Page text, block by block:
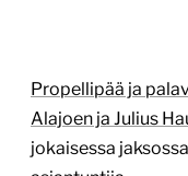
Propellipää ja
Alajoen ja Julius
jokaisessa